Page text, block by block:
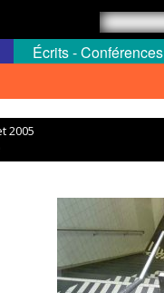
Écrits - Conférences
2005